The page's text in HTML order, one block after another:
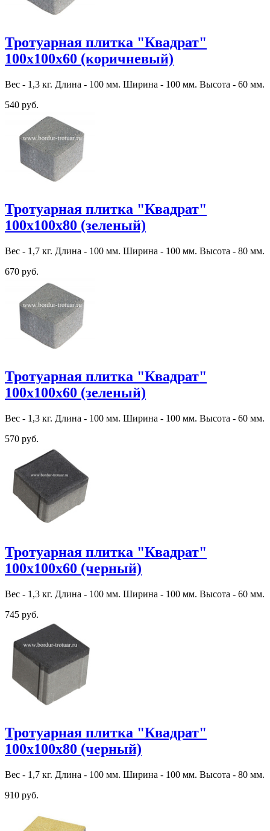
Тротуарная плитка "Квадрат"
100х100х60 (коричневый)
Вес - 1,3 кг. Длина - 100 мм. Ширина - 100 мм. Высота - 60 мм.
540 руб.
Тротуарная плитка "Квадрат"
100х100х80 (зеленый)
Вес - 1,7 кг. Длина - 100 мм. Ширина - 100 мм. Высота - 80 мм.
670 руб.
Тротуарная плитка "Квадрат"
100х100х60 (зеленый)
Вес - 1,3 кг. Длина - 100 мм. Ширина - 100 мм. Высота - 60 мм.
570 руб.
Тротуарная плитка "Квадрат"
100х100х60 (черный)
Вес - 1,3 кг. Длина - 100 мм. Ширина - 100 мм. Высота - 60 мм.
745 руб.
Тротуарная плитка "Квадрат"
100х100х80 (черный)
Вес - 1,7 кг. Длина - 100 мм. Ширина - 100 мм. Высота - 80 мм.
910 руб.